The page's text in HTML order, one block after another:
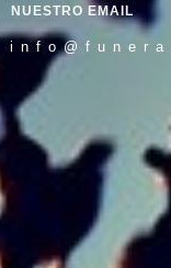
NUESTRO EMAIL